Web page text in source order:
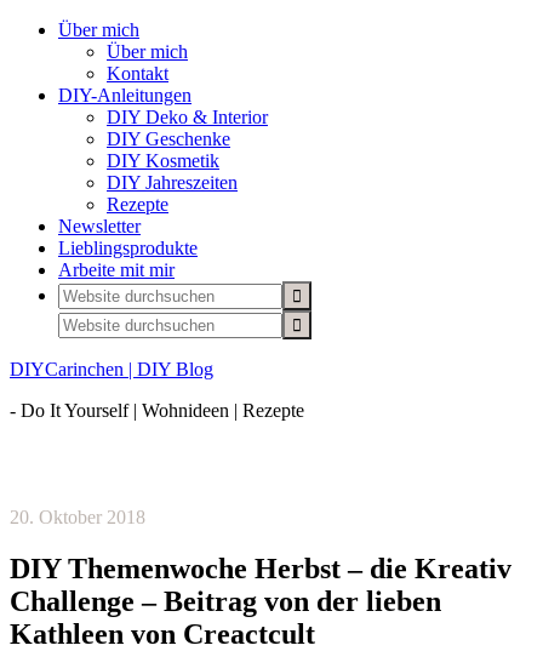
Über mich
Über mich
Kontakt
DIY-Anleitungen
DIY Deko & Interior
DIY Geschenke
DIY Kosmetik
DIY Jahreszeiten
Rezepte
Newsletter
Lieblingsprodukte
Arbeite mit mir
DIYCarinchen | DIY Blog
- Do It Yourself | Wohnideen | Rezepte
20. Oktober 2018
DIY Themenwoche Herbst – die Kreativ
Challenge – Beitrag von der lieben
Kathleen von Creactcult